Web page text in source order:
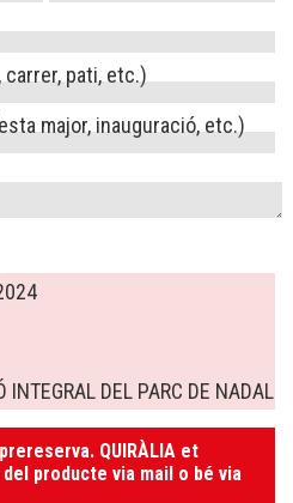
pati, etc.)
major, inauguració, etc.)
INTEGRAL DEL PARC DE NADAL
QUIRÀLIA et
producte via mail o bé via